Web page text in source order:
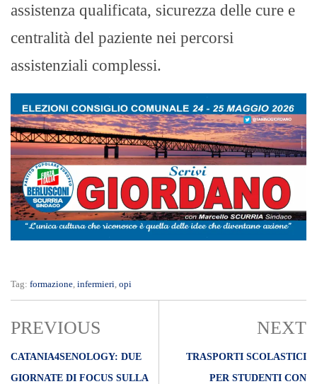
assistenza qualificata, sicurezza delle cure e
centralità del paziente nei percorsi
assistenziali complessi.
Tag: formazione infermieri opi
PREVIOUS
CATANIA4SENOLOGY: DUE
GIORNATE DI FOCUS SULLA
NEXT
TRASPORTI SCOLASTICI
PER STUDENTI CON